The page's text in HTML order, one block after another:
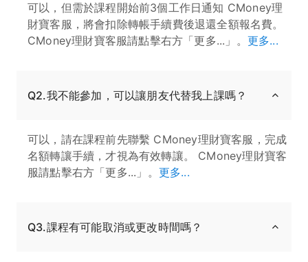
可以，但需於課程開始前3個工作日通知 CMoney理
財寶客服，將會扣除轉帳手續費後退還全額報名費。
CMoney理財寶客服請點擊右方「更多...」。 更多...
Q2.我不能參加，可以讓朋友代替我上課嗎？
可以，請在課程前先聯繫 CMoney理財寶客服，完成
名額轉讓手續，才視為有效轉讓。 CMoney理財寶客
服請點擊右方「更多...」。 更多...
Q3.課程有可能取消或更改時間嗎？